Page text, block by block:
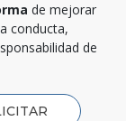
de mejorar
conducta,
de